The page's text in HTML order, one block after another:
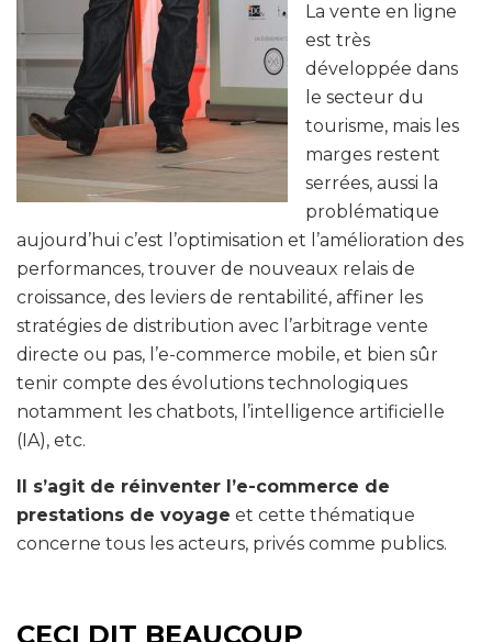
La vente en ligne
est très
développée dans
le secteur du
tourisme, mais les
marges restent
serrées, aussi la
problématique
aujourd’hui c’est l’optimisation et l’amélioration des
performances, trouver de nouveaux relais de
croissance, des leviers de rentabilité, affiner les
stratégies de distribution avec l’arbitrage vente
directe ou pas, l’e-commerce mobile, et bien sûr
tenir compte des évolutions technologiques
notamment les chatbots, l’intelligence artificielle
(IA), etc.
Il s’agit de réinventer l’e-commerce de
prestations de voyage et cette thématique
concerne tous les acteurs, privés comme publics.
CECI DIT BEAUCOUP